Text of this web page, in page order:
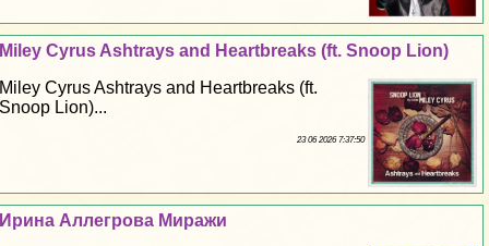
Miley Cyrus Ashtrays and Heartbreaks (ft. Snoop Lion)
Miley Cyrus Ashtrays and Heartbreaks (ft.
Snoop Lion)...
23 06 2026 7:37:50
Ирина Аллегрова Миражи